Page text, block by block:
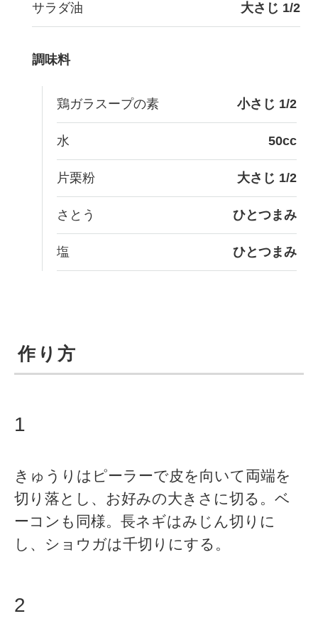
サラダ油 大さじ 1/2
調味料
鶏ガラスープの素 小さじ 1/2
水 50cc
片栗粉 大さじ 1/2
さとう ひとつまみ
塩 ひとつまみ
作り方
1
きゅうりはピーラーで皮を向いて両端を
切り落とし、お好みの大きさに切る。ベ
ーコンも同様。長ネギはみじん切りに
し、ショウガは千切りにする。
2